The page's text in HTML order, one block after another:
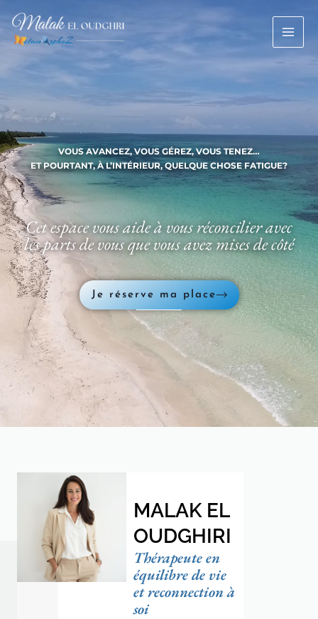
au
contenu
VOUS AVANCEZ, VOUS GÉREZ, VOUS TENEZ…
ET POURTANT, À L’INTÉRIEUR, QUELQUE CHOSE FATIGUE?
Cet espace vous aide à vous réconcilier avec
les parts de vous que vous avez mises de côté
Je réserve ma place
MALAK EL
OUDGHIRI
Thérapeute en
équilibre de vie
et reconnection à
soi